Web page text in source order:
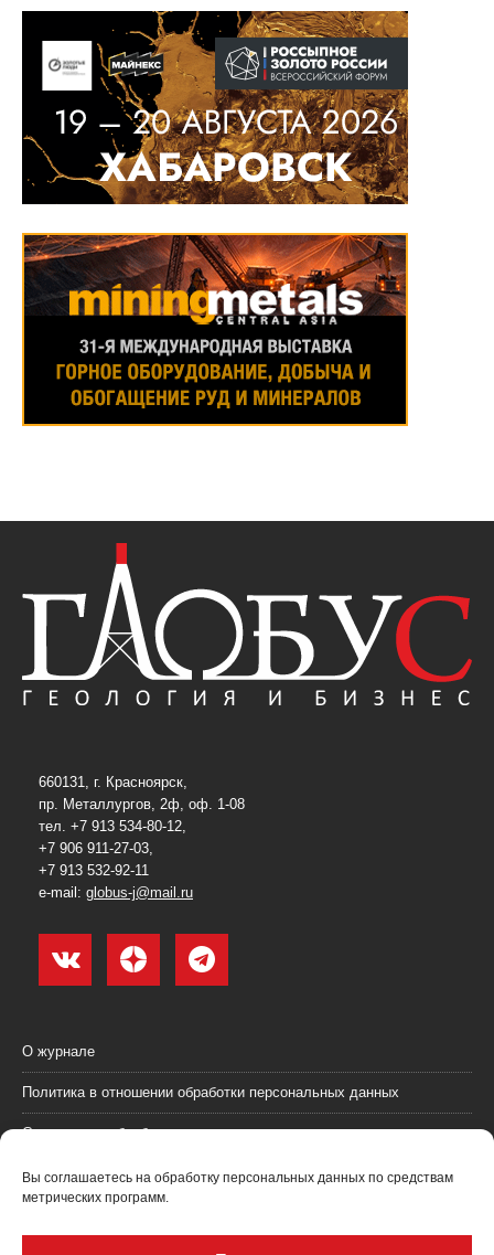
Вы соглашаетесь на обработку персональных данных по средствам
метрических программ.
660131, г. Красноярск,
пр. Металлургов, 2ф, оф. 1-08
тел. +7 913 534-80-12,
+7 906 911-27-03,
+7 913 532-92-11
e-mail: globus-j@mail.ru
О журнале
Политика в отношении обработки персональных данных
Согласие на обработку персональных данных
Пользовательское соглашение (оферта)